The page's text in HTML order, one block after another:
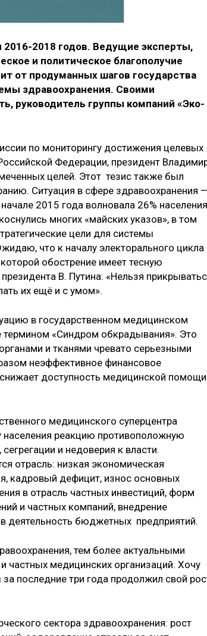
2018 годов. Ведущие эксперты,
и политическое благополучие
от продуманных шагов государства
здравоохранения. Своими
руководитель группы компаний «Эко-
по мониторингу достижения целевых
Федерации, президент
целей. Этот тезис также был
Ситуация в сфере здравоохранения —
2015 года волновала 26% населения
многих «майских указов», в том
цели для системы
что к началу электорального цикла
обострение имеет тесную
В. Путина: «Нельзя
их ещё и с умом».
в государственном медицинском
«Синдром обкрадывания». Это
и тканями чревато серьезными
неэффективное финансовое
доступность медицинской помощи
медицинского суперцентра
реакцию противоположную
и недоверия к власти.
отрасль: низкая экономическая
кадровый дефицит, износ основных
в отрасль частных инвестиций, форм
и частных компаний, внедрение
деятельность бюджетных предприятий.
тем более актуальными
частных медицинских организаций. Хочу
последние три года продолжил свой
сектора здравоохранения: рост